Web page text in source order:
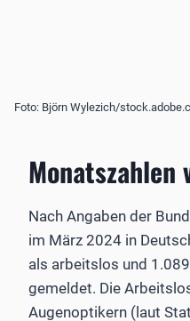
Foto: Björn Wylezich/
Nach Angaben der
im März 2024 in
als arbeitslos und
gemeldet. Die
Augenoptikern (laut